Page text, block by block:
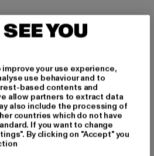
100% Baumwolle
GmbH |info@tbint.de
7 | 64372 Ober-Ramstadt |
YOU
your use experience,
use behaviour and to
based contents and
allow partners to extract data
also include the processing of
countries which do not have
If you want to change
By clicking on "Accept" you